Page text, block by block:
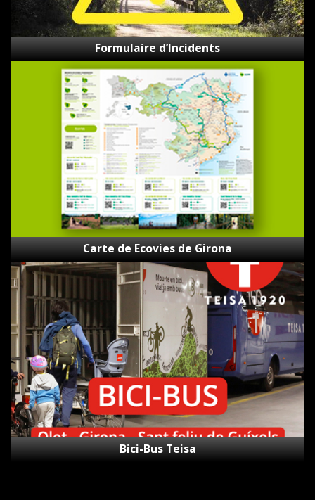
Formulaire d’Incidents
Carte de Ecovies de Girona
Bici-
Bus
Teisa
Bici-Bus Teisa